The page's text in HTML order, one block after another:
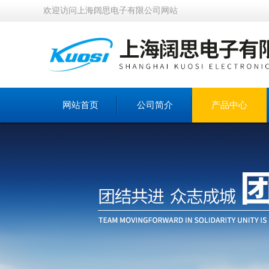
欢迎访问上海阔思电子有限公司网站
网站首页 公司简介 产品中心